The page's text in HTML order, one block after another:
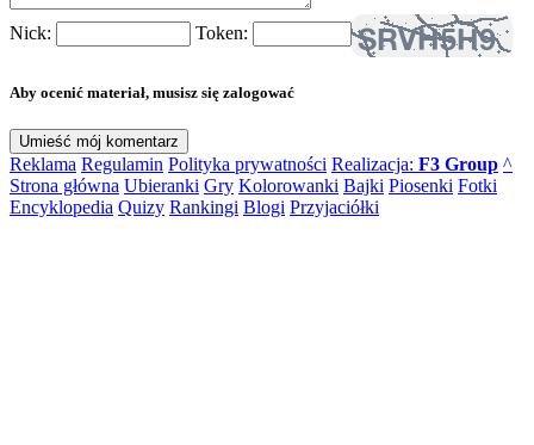
Nick: Token:
Aby ocenić materiał, musisz się zalogować
Reklama Regulamin Polityka prywatności Realizacja: F3 Group ^
Strona główna Ubieranki Gry Kolorowanki Bajki Piosenki Fotki
Encyklopedia Quizy Rankingi Blogi Przyjaciółki